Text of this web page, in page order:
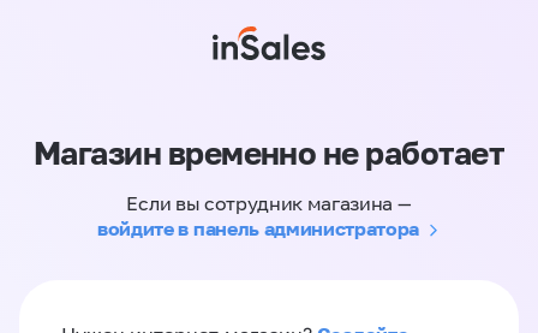
Магазин временно не работает
Если вы сотрудник магазина —
войдите в панель администратора